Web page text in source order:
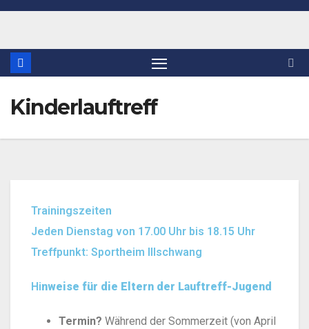
Kinderlauftreff
Trainingszeiten
Jeden Dienstag von 17.00 Uhr bis 18.15 Uhr
Treffpunkt: Sportheim Illschwang
Hinweise für die Eltern der Lauftreff-Jugend
Termin? Während der Sommerzeit (von April